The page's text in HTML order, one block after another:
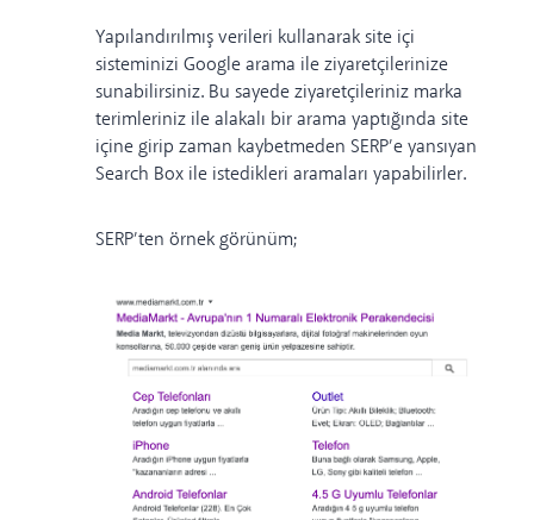
Yapılandırılmış verileri kullanarak site içi
sisteminizi Google arama ile ziyaretçilerinize
sunabilirsiniz. Bu sayede ziyaretçileriniz marka
terimleriniz ile alakalı bir arama yaptığında site
içine girip zaman kaybetmeden SERP’e yansıyan
Search Box ile istedikleri aramaları yapabilirler.
SERP’ten örnek görünüm;